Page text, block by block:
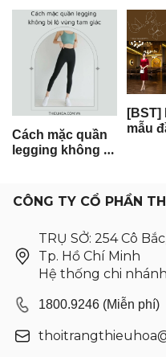
Thơ đẹp nhất
Cách mặc quần
legging không bị
còn" để nàng
[BST]
mẫu
CÔNG TY CỔ PHẦN
TRỤ SỞ: 254 Cô
Tp. Hồ Chí Minh
Hệ thống chi
1800.9246 (Miễn phí)